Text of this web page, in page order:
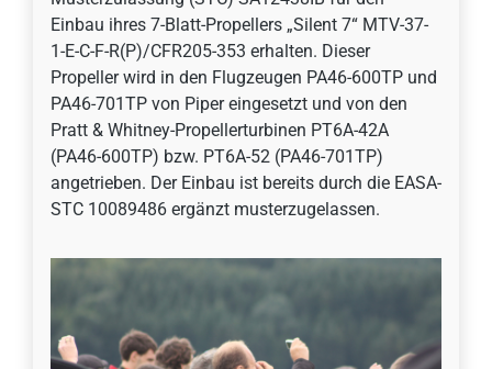
Einbau ihres 7-Blatt-Propellers „Silent 7“ MTV-37-
1-E-C-F-R(P)/CFR205-353 erhalten. Dieser
Propeller wird in den Flugzeugen PA46-600TP und
PA46-701TP von Piper eingesetzt und von den
Pratt & Whitney-Propellerturbinen PT6A-42A
(PA46-600TP) bzw. PT6A-52 (PA46-701TP)
angetrieben. Der Einbau ist bereits durch die EASA-
STC 10089486 ergänzt musterzugelassen.